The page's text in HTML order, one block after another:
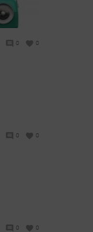
0 0
0 0
0 0